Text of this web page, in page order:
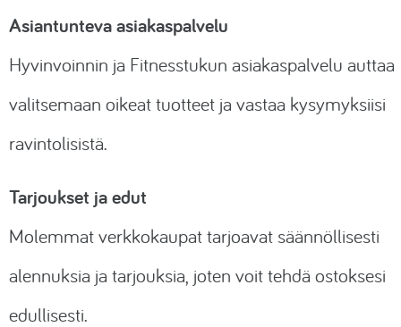
Asiantunteva asiakaspalvelu
Hyvinvoinnin ja Fitnesstukun asiakaspalvelu auttaa
valitsemaan oikeat tuotteet ja vastaa kysymyksiisi
ravintolisistä.
Tarjoukset ja edut
Molemmat verkkokaupat tarjoavat säännöllisesti
alennuksia ja tarjouksia, joten voit tehdä ostoksesi
edullisesti.